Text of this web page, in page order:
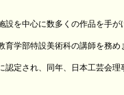
を中心に数多くの作品を手が
学部特設美術科の講師を務め
定され、同年、日本工芸会